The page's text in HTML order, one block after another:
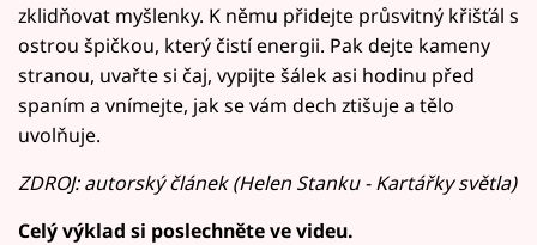
zklidňovat myšlenky. K němu přidejte průsvitný křišťál s
ostrou špičkou, který čistí energii. Pak dejte kameny
stranou, uvařte si čaj, vypijte šálek asi hodinu před
spaním a vnímejte, jak se vám dech ztišuje a tělo
uvolňuje.
ZDROJ: autorský článek (Helen Stanku - Kartářky světla)
Celý výklad si poslechněte ve videu.